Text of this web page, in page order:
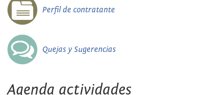
Perfil de contratante
Quejas y Sugerencias
Agenda actividades